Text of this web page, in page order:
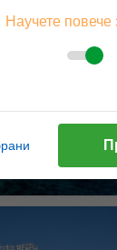
Научете повече